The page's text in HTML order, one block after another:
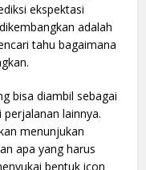
ekspektasi
adalah
tahu bagaimana
bisa diambil sebagai
lainnya.
menunjukan
apa yang harus
bentuk icon